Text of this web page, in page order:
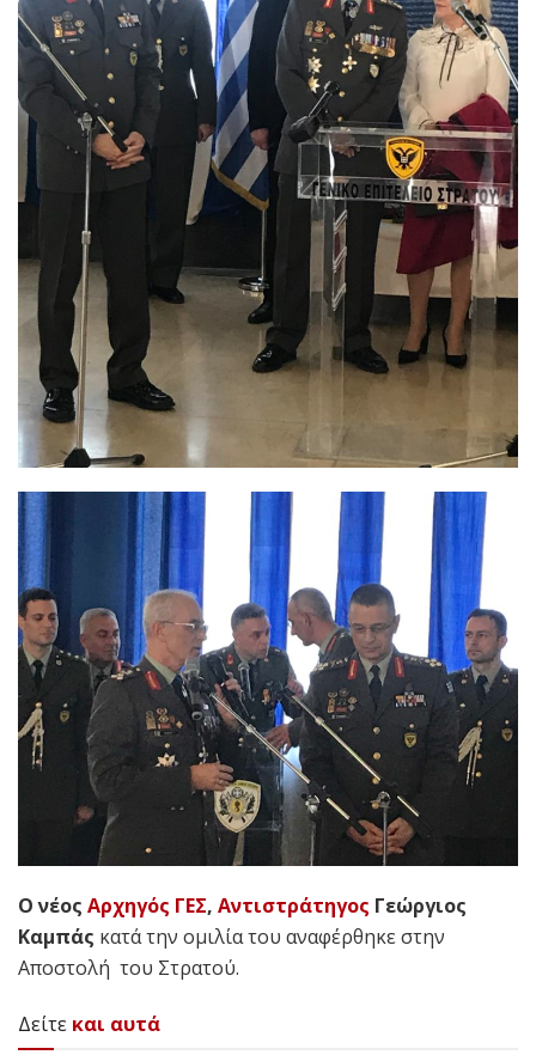
Ο νέος Αρχηγός ΓΕΣ, Αντιστράτηγος Γεώργιος
Καμπάς κατά την ομιλία του αναφέρθηκε στην
Αποστολή του Στρατού.
Δείτε και αυτά